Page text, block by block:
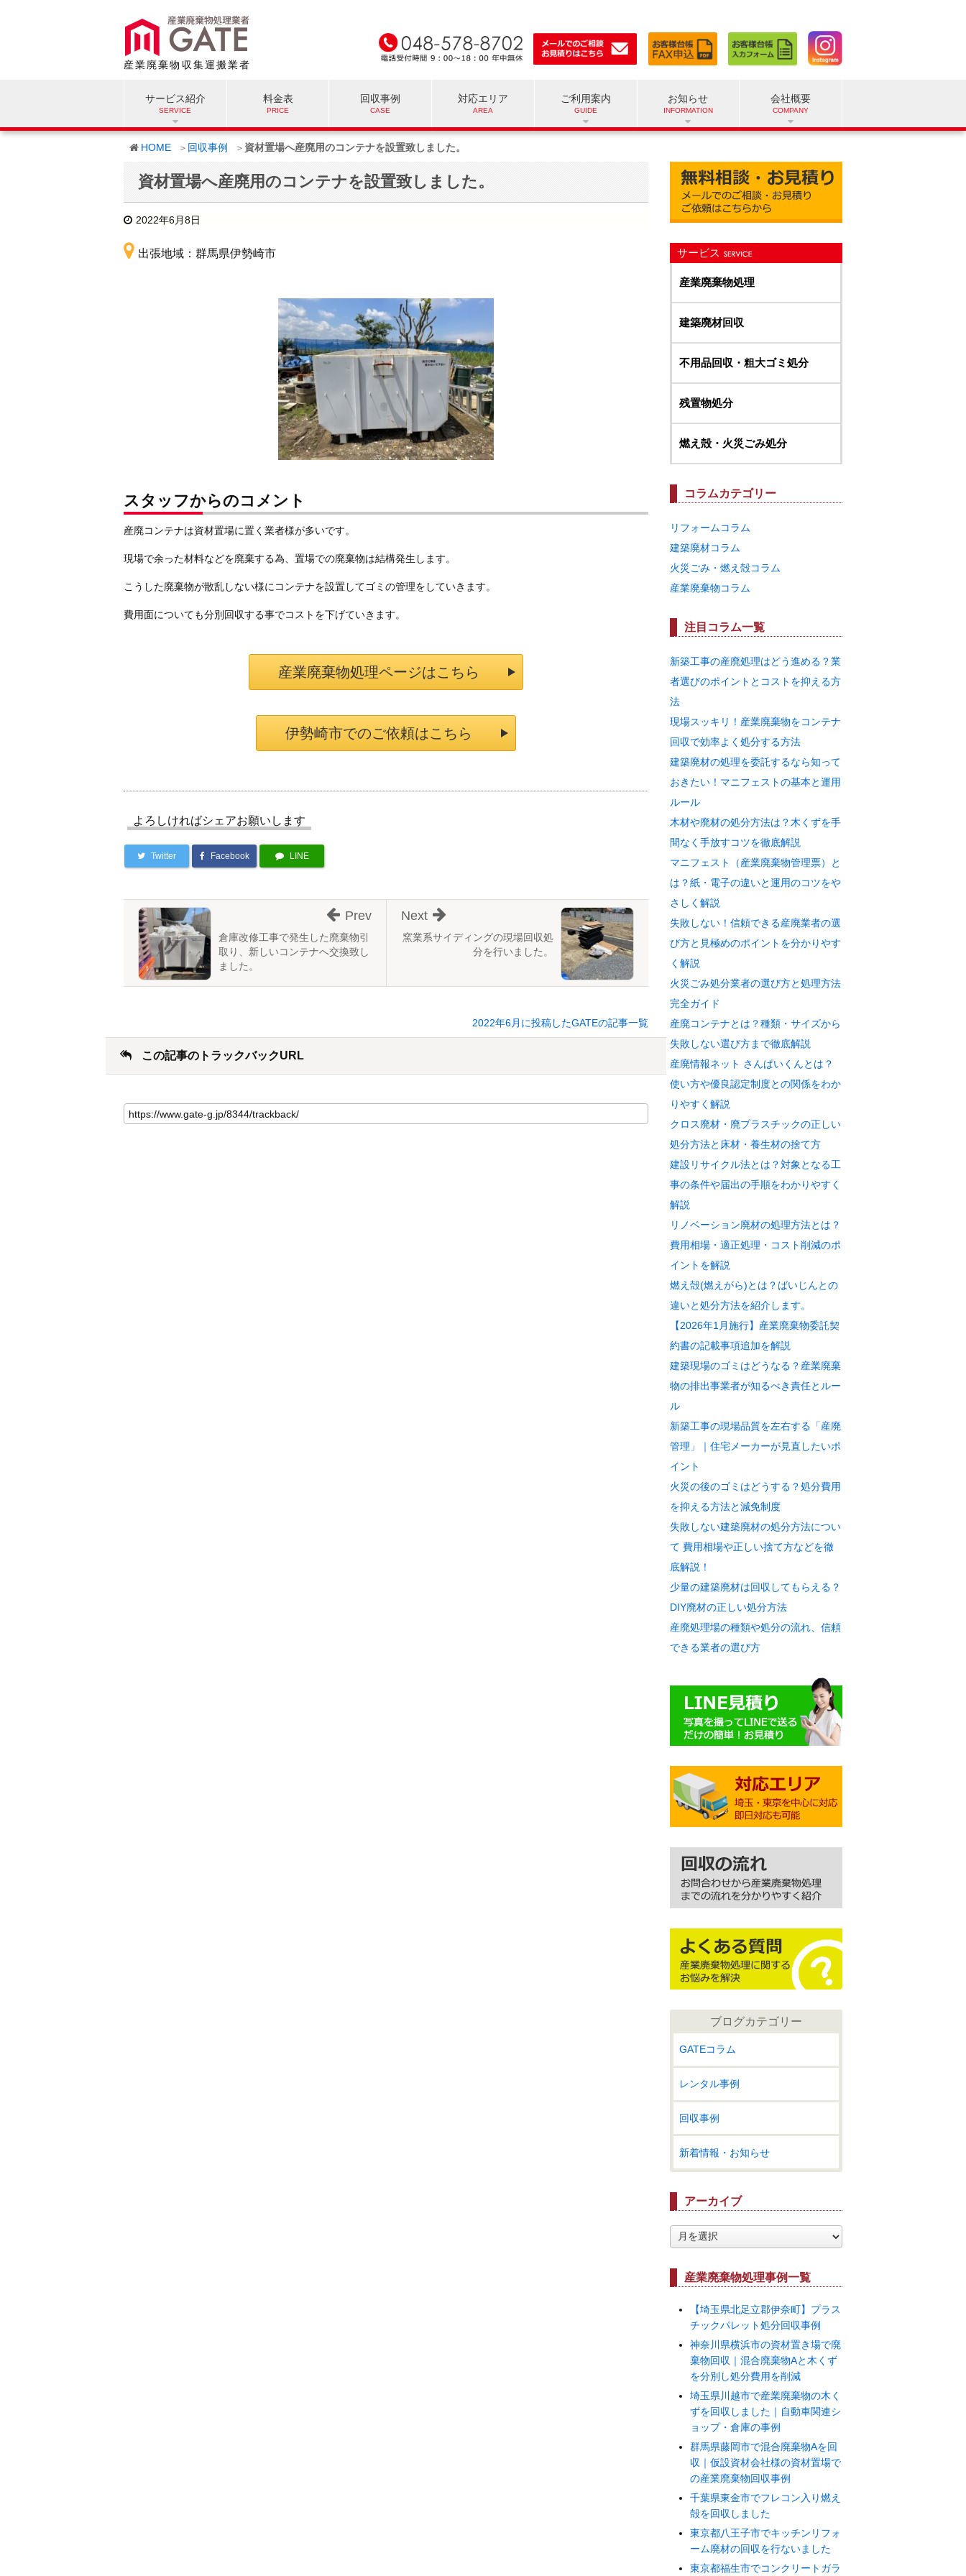
産業廃棄物収集運搬業者
サービス紹介 料金表 回収事例 対応エリア ご利用案内 お知らせ 会社概要
HOME 回収事例 資材置場へ産廃用のコンテナを設置致しました。
資材置場へ産廃用のコンテナを設置致しました。
2022年6月8日
出張地域：群馬県伊勢崎市
スタッフからのコメント
産廃コンテナは資材置場に置く業者様が多いです。
現場で余った材料などを廃棄する為、置場での廃棄物は結構発生します。
こうした廃棄物が散乱しない様にコンテナを設置してゴミの管理をしていきます。
費用面についても分別回収する事でコストを下げていきます。
産業廃棄物処理ページはこちら
伊勢崎市でのご依頼はこちら
よろしければシェアお願いします
Twitter Facebook LINE
窯業系サイディングの現場回収処
分を行いました。
Next
倉庫改修工事で発生した廃棄物引
取り、新しいコンテナへ交換致し
ました。
Prev
2022年6月に投稿したGATEの記事一覧
この記事のトラックバックURL
の
記
サービス
産業廃棄物処理
建築廃材回収
不用品回収・粗大ゴミ処分
残置物処分
燃え殻・火災ごみ処分
コラムカテゴリー
リフォームコラム
建築廃材コラム
火災ごみ・燃え殻コラム
産業廃棄物コラム
注目コラム一覧
新築工事の産廃処理はどう進める？業
者選びのポイントとコストを抑える方
法
現場スッキリ！産業廃棄物をコンテナ
回収で効率よく処分する方法
建築廃材の処理を委託するなら知って
おきたい！マニフェストの基本と運用
ルール
木材や廃材の処分方法は？木くずを手
間なく手放すコツを徹底解説
マニフェスト（産業廃棄物管理票）と
は？紙・電子の違いと運用のコツをや
さしく解説
失敗しない！信頼できる産廃業者の選
び方と見極めのポイントを分かりやす
く解説
火災ごみ処分業者の選び方と処理方法
完全ガイド
産廃コンテナとは？種類・サイズから
失敗しない選び方まで徹底解説
産廃情報ネット さんぱいくんとは？
使い方や優良認定制度との関係をわか
りやすく解説
クロス廃材・廃プラスチックの正しい
処分方法と床材・養生材の捨て方
建設リサイクル法とは？対象となる工
事の条件や届出の手順をわかりやすく
解説
リノベーション廃材の処理方法とは？
費用相場・適正処理・コスト削減のポ
イントを解説
燃え殻(燃えがら)とは？ばいじんとの
違いと処分方法を紹介します。
【2026年1月施行】産業廃棄物委託契
約書の記載事項追加を解説
建築現場のゴミはどうなる？産業廃棄
物の排出事業者が知るべき責任とルー
ル
新築工事の現場品質を左右する「産廃
管理」｜住宅メーカーが見直したいポ
イント
火災の後のゴミはどうする？処分費用
を抑える方法と減免制度
失敗しない建築廃材の処分方法につい
て 費用相場や正しい捨て方などを徹
底解説！
少量の建築廃材は回収してもらえる？
DIY廃材の正しい処分方法
産廃処理場の種類や処分の流れ、信頼
できる業者の選び方
ブログカテゴリー
GATEコラム
レンタル事例
回収事例
新着情報・お知らせ
アーカイブ
ー
ブ
産業廃棄物処理事例一覧
【埼玉県北足立郡伊奈町】プラス
チックパレット処分回収事例
神奈川県横浜市の資材置き場で廃
棄物回収｜混合廃棄物Aと木くず
を分別し処分費用を削減
埼玉県川越市で産業廃棄物の木く
ずを回収しました｜自動車関連シ
ョップ・倉庫の事例
群馬県藤岡市で混合廃棄物Aを回
収｜仮設資材会社様の資材置場で
の産業廃棄物回収事例
千葉県東金市でフレコン入り燃え
殻を回収しました
東京都八王子市でキッチンリフォ
ーム廃材の回収を行ないました
東京都福生市でコンクリートガラ